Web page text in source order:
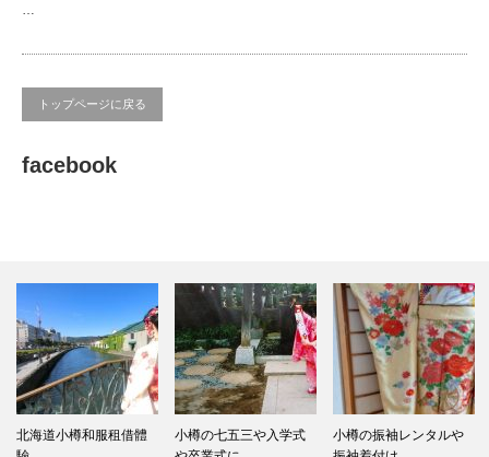
トップページに戻る
facebook
北海道小樽和服租借體
小樽の七五三や入学式
小樽の振袖レンタルや